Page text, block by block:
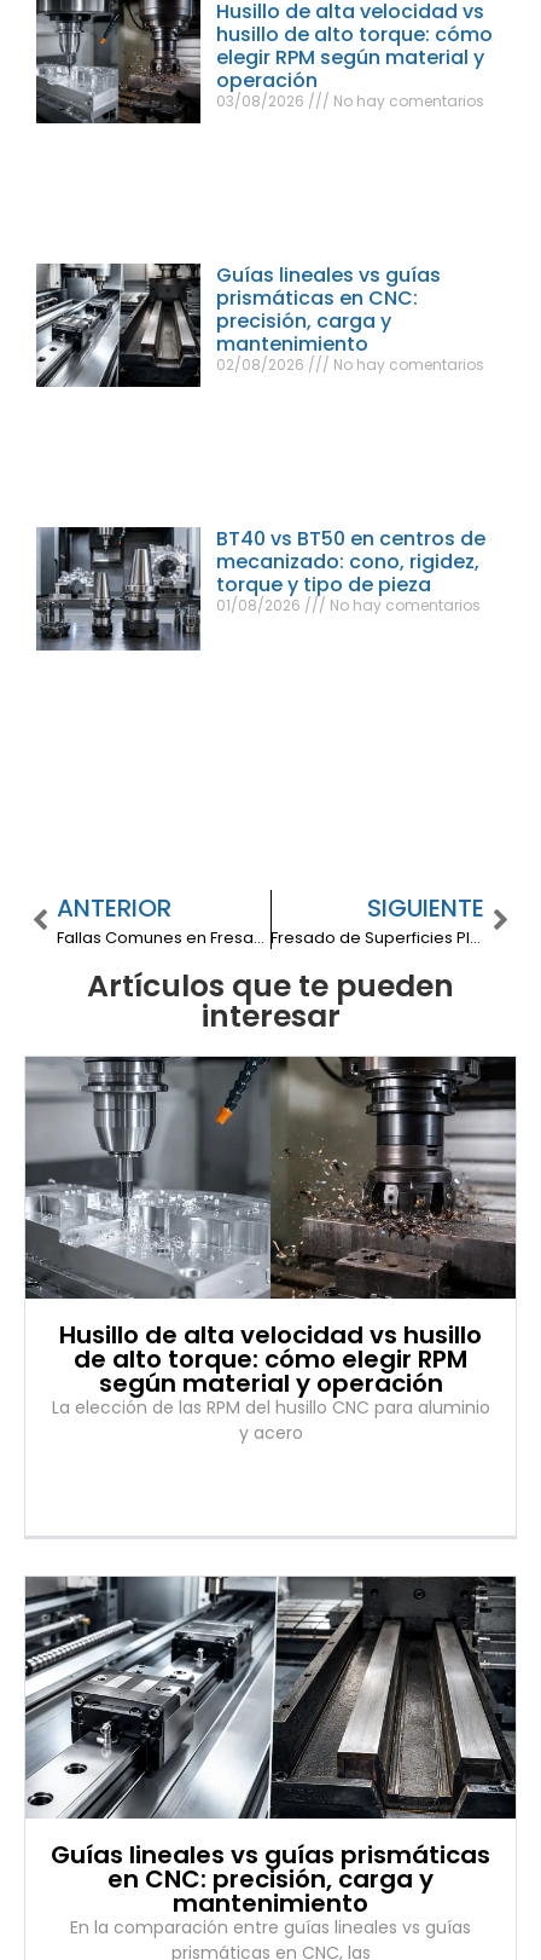
Husillo de alta velocidad vs
husillo de alto torque: cómo
elegir RPM según material y
operación
03/08/2026 No hay comentarios
Guías lineales vs guías
prismáticas en CNC:
precisión, carga y
mantenimiento
02/08/2026 No hay comentarios
BT40 vs BT50 en centros de
mecanizado: cono, rigidez,
torque y tipo de pieza
01/08/2026 No hay comentarios
ANTERIOR
Fallas Comunes en Fresadoras: Identificación, Diagnóstico y Soluciones
SIGUIENTE
Fresado de Superficies Planas: ¿Cómo Hacerlo?
Artículos que te pueden
interesar
Husillo de alta velocidad vs husillo
de alto torque: cómo elegir RPM
según material y operación
La elección de las RPM del husillo CNC para aluminio
y acero
Guías lineales vs guías prismáticas
en CNC: precisión, carga y
mantenimiento
En la comparación entre guías lineales vs guías
prismáticas en CNC, las